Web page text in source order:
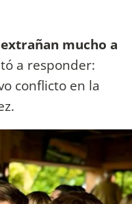
mucho a
a responder:
conflicto en la